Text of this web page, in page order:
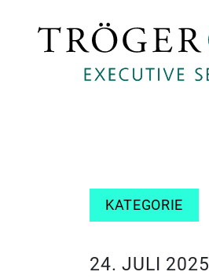
KATEGORIE
24. JULI 2025